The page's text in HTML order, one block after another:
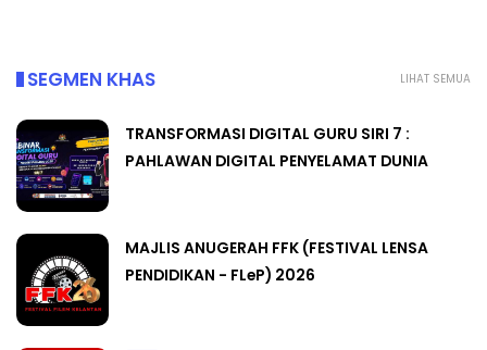
LIHAT SEMUA
SEGMEN KHAS
TRANSFORMASI DIGITAL GURU SIRI 7 :
PAHLAWAN DIGITAL PENYELAMAT DUNIA
MAJLIS ANUGERAH FFK (FESTIVAL LENSA
PENDIDIKAN - FLeP) 2026